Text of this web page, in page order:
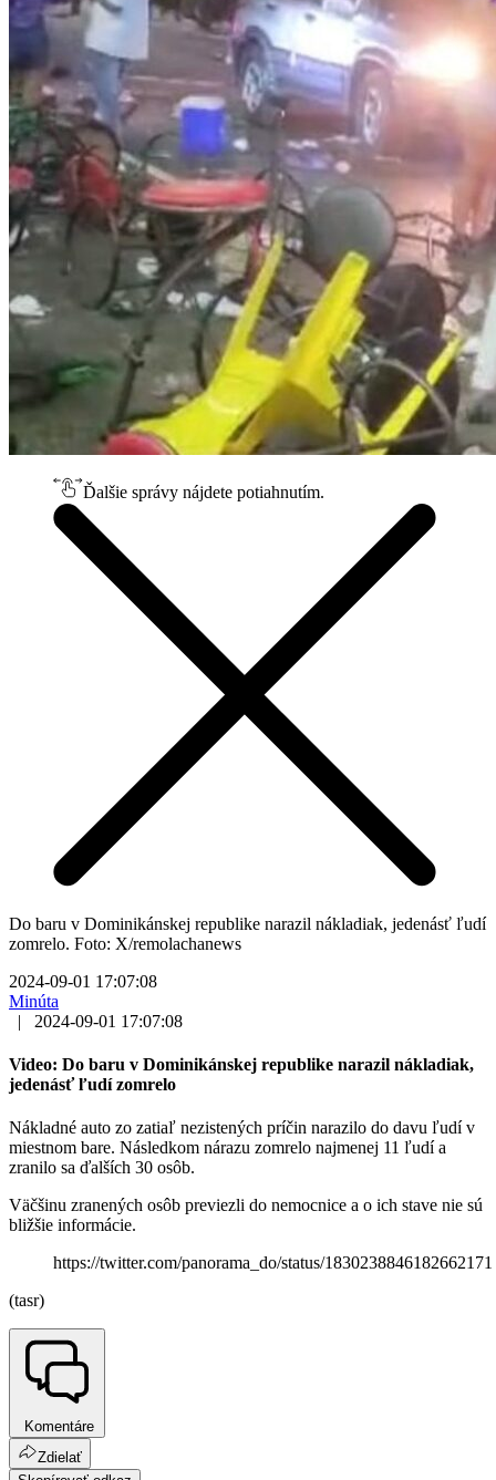
Ďalšie správy nájdete potiahnutím.
Do baru v Dominikánskej republike narazil nákladiak, jedenásť ľudí
zomrelo. Foto: X/remolachanews
2024-09-01 17:07:08
Minúta
|
2024-09-01 17:07:08
Video: Do baru v Dominikánskej republike narazil nákladiak,
jedenásť ľudí zomrelo
Nákladné auto zo zatiaľ nezistených príčin narazilo do davu ľudí v
miestnom bare. Následkom nárazu zomrelo najmenej 11 ľudí a
zranilo sa ďalších 30 osôb.
Väčšinu zranených osôb previezli do nemocnice a o ich stave nie sú
bližšie informácie.
https://twitter.com/panorama_do/status/1830238846182662171
(tasr)
Komentáre
Zdielať